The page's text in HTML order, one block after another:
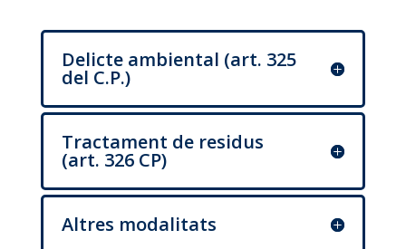
Delicte ambiental (art. 325
del C.P.)
Tractament de residus
(art. 326 CP)
Altres modalitats